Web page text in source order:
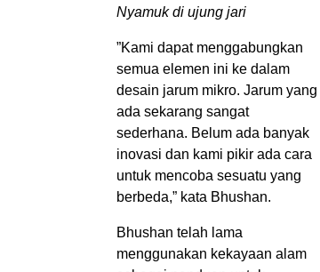
Nyamuk di ujung jari
”Kami dapat menggabungkan
semua elemen ini ke dalam
desain jarum mikro. Jarum yang
ada sekarang sangat
sederhana. Belum ada banyak
inovasi dan kami pikir ada cara
untuk mencoba sesuatu yang
berbeda,” kata Bhushan.
Bhushan telah lama
menggunakan kekayaan alam